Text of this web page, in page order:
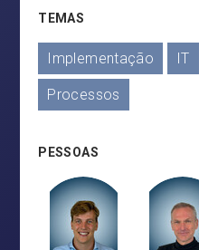
TEMAS
Implementação IT
Processos
PESSOAS